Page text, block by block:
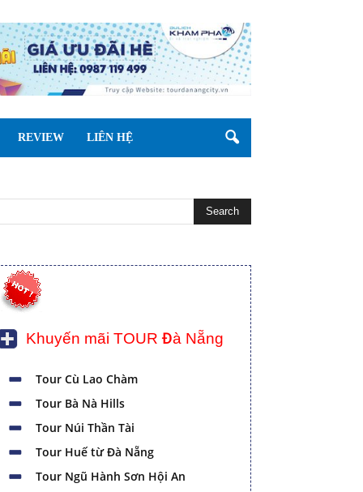
REVIEW LIÊN HỆ
Khuyến mãi TOUR Đà Nẵng
Tour Cù Lao Chàm
Tour Bà Nà Hills
Tour Núi Thần Tài
Tour Huế từ Đà Nẵng
Tour Ngũ Hành Sơn Hội An